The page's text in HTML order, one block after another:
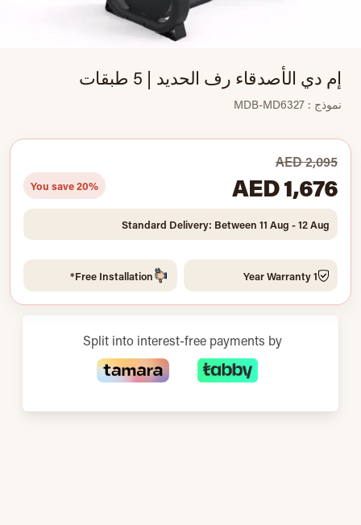
إم دي الأصدقاء رف الحديد | 5 طبقات
نموذج : MDB-MD6327
AED 2,095
AED 1,676
You save 20%
Standard Delivery: Between 11 Aug - 12 Aug
1 Year Warranty
Free Installation*
Split into interest-free payments by